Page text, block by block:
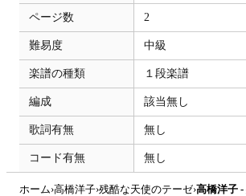
ページ数 2
難易度 中級
楽譜の種類 １段楽譜
編成 該当無し
歌詞有無 無し
コード有無 無し
ホーム›高橋洋子›残酷な天使のテーゼ›